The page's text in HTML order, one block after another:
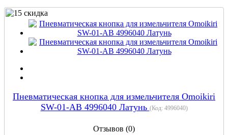
Пневматическая кнопка для измельчителя Omoikiri
SW-01-AB 4996040 Латунь (Код: 4996040)
Отзывов (0)